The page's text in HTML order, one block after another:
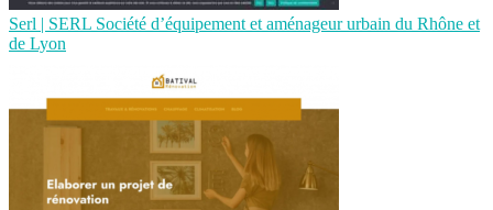
Serl | SERL Société d’équipement et aménageur urbain du Rhône et
de Lyon